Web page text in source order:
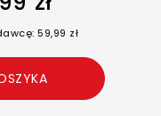
59,99 zł